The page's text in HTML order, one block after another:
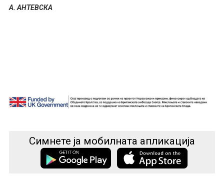
А. АНТЕВСКА
Симнете ја мобилната апликација